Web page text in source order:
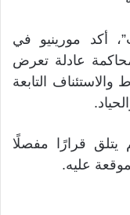
أكد مورينيو في
عادلة تعرض
والاستئناف التابعة
يتلق قرارًا مفصلًا
عليه.